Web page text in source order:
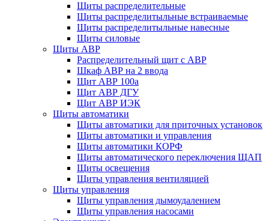
Щиты распределительные
Щиты распределитыльные встраиваемые
Щиты распределитыльные навесные
Щиты силовые
Щиты АВР
Распределительный щит с АВР
Шкаф АВР на 2 ввода
Щит АВР 100а
Щит АВР ДГУ
Щит АВР ИЭК
Щиты автоматики
Щиты автоматики для приточных установок
Щиты автоматики и управления
Щиты автоматики КОРФ
Щиты автоматического переключения ЩАП
Щиты освещения
Щиты управления вентиляцией
Щиты управления
Щиты управления дымоудалением
Щиты управления насосами